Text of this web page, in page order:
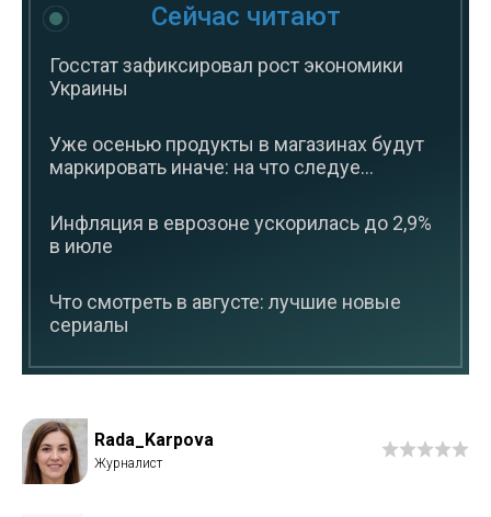
Сейчас читают
Госстат зафиксировал рост экономики
Украины
Уже осенью продукты в магазинах будут
маркировать иначе: на что следуе...
Инфляция в еврозоне ускорилась до 2,9%
в июле
Что смотреть в августе: лучшие новые
сериалы
Rada_Karpova